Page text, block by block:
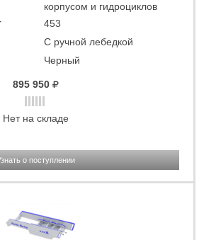
корпусом и гидроциклов
453
С ручной лебедкой
Черный
895 950
Нет на складе
о поступлении